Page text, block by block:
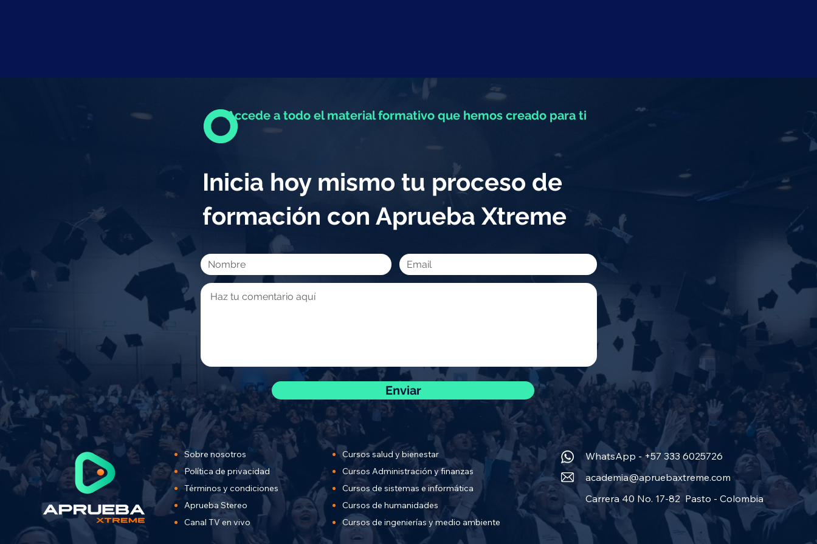
Accede a todo el material formativo que hemos creado para ti
Inicia hoy mismo tu proceso de
formación con Aprueba Xtreme
Enviar
Sobre nosotros
Política de privacidad
Términos y condiciones
Aprueba Stereo
Canal TV en vivo
Cursos salud y bienestar
Cursos Administración y finanzas
Cursos de sistemas e informática
Cursos de humanidades
Cursos de ingenierías ymedio ambiente
WhatsApp - +57 333 6025726
academia@apruebaxtreme.com
Carrera 40 No. 17-82 Pasto - Colombia